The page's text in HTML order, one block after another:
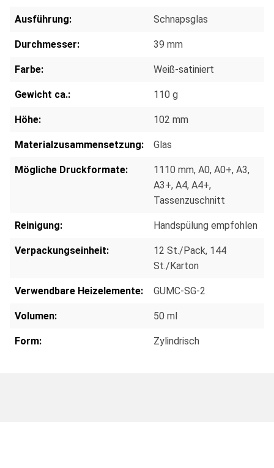
Ausführung: Schnapsglas
Durchmesser: 39 mm
Farbe: Weiß-satiniert
Gewicht ca.: 110 g
Höhe: 102 mm
Materialzusammensetzung: Glas
Mögliche Druckformate: 1110 mm, A0, A0+, A3,
A3+, A4, A4+,
Tassenzuschnitt
Reinigung: Handspülung empfohlen
Verpackungseinheit: 12 St./Pack, 144
St./Karton
Verwendbare Heizelemente: GUMC-SG-2
Volumen: 50 ml
Form: Zylindrisch